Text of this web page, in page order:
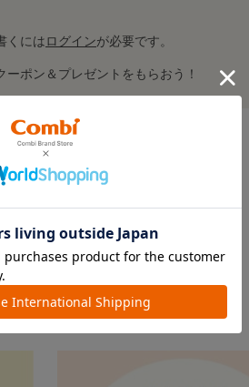
くにはログインが必要です。
ーポン＆プレゼントをもらおう！
おすすめ特集